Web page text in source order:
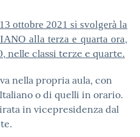
ottobre 2021 si svolgerà la
alla terza e quarta ora,
nelle classi terze e quarte.
nella propria aula, con
o di quelli in orario.
in vicepresidenza dal